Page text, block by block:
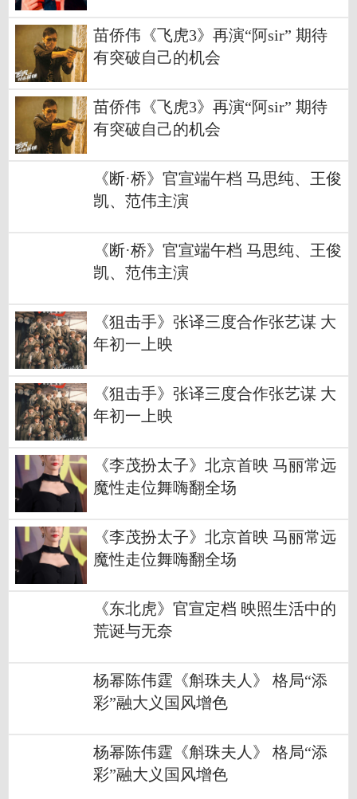
苗侨伟《飞虎3》再演“阿sir” 期待
有突破自己的机会
苗侨伟《飞虎3》再演“阿sir” 期待
有突破自己的机会
《断·桥》官宣端午档 马思纯、王俊
凯、范伟主演
《断·桥》官宣端午档 马思纯、王俊
凯、范伟主演
《狙击手》张译三度合作张艺谋 大
年初一上映
《狙击手》张译三度合作张艺谋 大
年初一上映
《李茂扮太子》北京首映 马丽常远
魔性走位舞嗨翻全场
《李茂扮太子》北京首映 马丽常远
魔性走位舞嗨翻全场
《东北虎》官宣定档 映照生活中的
荒诞与无奈
杨幂陈伟霆《斛珠夫人》 格局“添
彩”融大义国风增色
杨幂陈伟霆《斛珠夫人》 格局“添
彩”融大义国风增色